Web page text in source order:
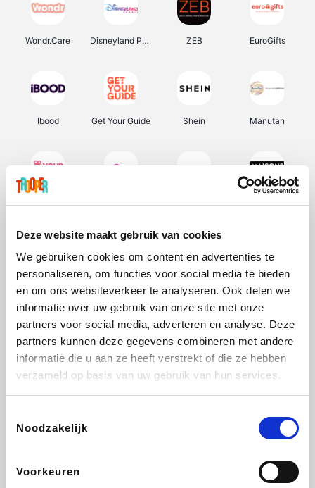
Deze website maakt gebruik van cookies
We gebruiken cookies om content en advertenties te
personaliseren, om functies voor social media te bieden
en om ons websiteverkeer te analyseren. Ook delen we
informatie over uw gebruik van onze site met onze
partners voor social media, adverteren en analyse. Deze
partners kunnen deze gegevens combineren met andere
informatie die u aan ze heeft verstrekt of die ze hebben
verzameld op basis van uw gebruik van hun services.
Noodzakelijk
Voorkeuren
Wondr.Care Disneyland Paris ZEB EuroGifts
Ibood Get Your Guide Shein Manutan
Sarenza Interhome Schiesser Bolt Energie
DeubaXXL